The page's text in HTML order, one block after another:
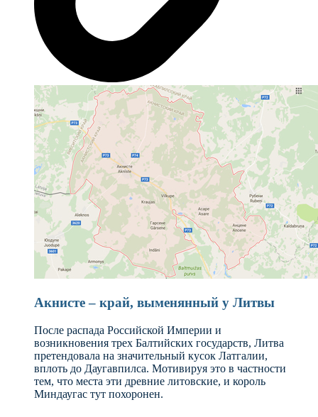
Акнисте – край, выменянный у Литвы
После распада Российской Империи и
возникновения трех Балтийских государств, Литва
претендовала на значительный кусок Латгалии,
вплоть до Даугавпилса. Мотивируя это в частности
тем, что места эти древние литовские, и король
Миндаугас тут похоронен.